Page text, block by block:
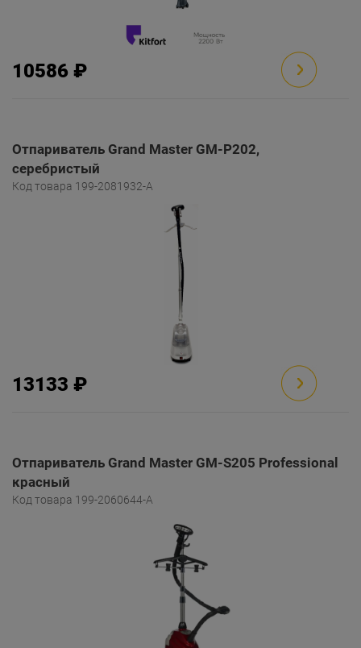
10586 ₽
Отпариватель Grand Master GM-P202,
серебристый
Код товара 199-2081932-A
13133 ₽
Отпариватель Grand Master GM-S205 Professional
красный
Код товара 199-2060644-A